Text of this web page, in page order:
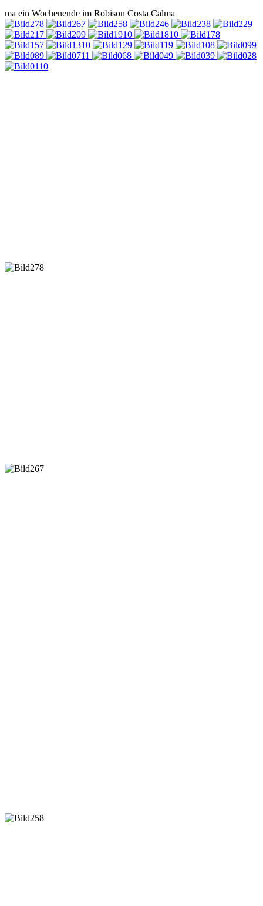
ma ein Wochenende im Robison Costa Calma